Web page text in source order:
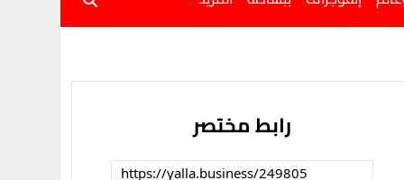
رابط مختصر